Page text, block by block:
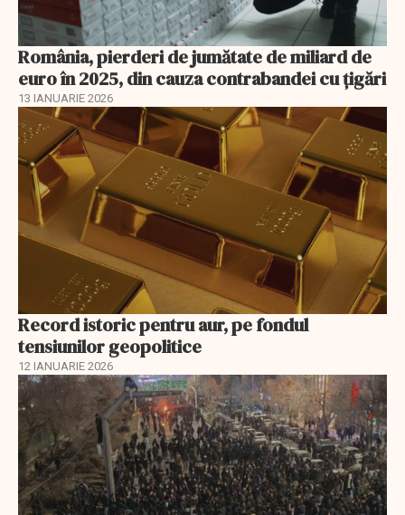
România, pierderi de jumătate de miliard de
euro în 2025, din cauza contrabandei cu ţigări
13 IANUARIE 2026
Record istoric pentru aur, pe fondul
tensiunilor geopolitice
12 IANUARIE 2026